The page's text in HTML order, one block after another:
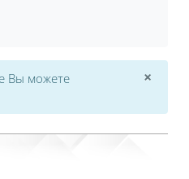
Вы можете
×